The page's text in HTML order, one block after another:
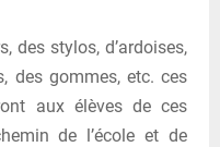
des stylos, d’ardoises,
des gommes, etc. ces
aux élèves de ces
de l’école et de